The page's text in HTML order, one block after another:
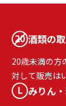
酒類の
20歳未満の方
対して販売は
みりん